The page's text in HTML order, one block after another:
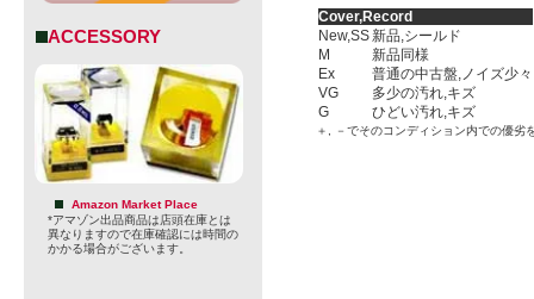
ACCESSORY
Amazon Market Place
*アマゾン出品商品は店頭在庫とは
異なりますので在庫確認には時間の
かかる場合がございます。
Cover,Record
New,SS新品,シールド
M
新品同様
Ex
普通の中古盤,ノイズ少々
VG
多少の汚れ,キズ
G
ひどい汚れ,キズ
＋, －でそのコンディション内での優劣